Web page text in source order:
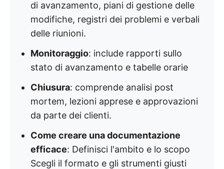
di avanzamento, piani di gestione delle
modifiche, registri dei problemi e verbali
delle riunioni.
Monitoraggio: include rapporti sullo
stato di avanzamento e tabelle orarie
Chiusura: comprende analisi post
mortem, lezioni apprese e approvazioni
da parte dei clienti.
Come creare una documentazione
efficace: Definisci l'ambito e lo scopo
Scegli il formato e gli strumenti giusti